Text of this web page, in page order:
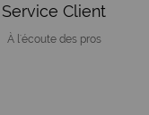
Service Client
À l'écoute des pros